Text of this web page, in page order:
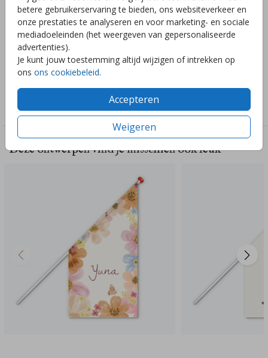
betere gebruikerservaring te bieden, ons websiteverkeer en
onze prestaties te analyseren en voor marketing- en sociale
mediadoeleinden (het weergeven van gepersonaliseerde
advertenties).
Je kunt jouw toestemming altijd wijzigen of intrekken op
ons ons cookiebeleid.
Accepteren
Weigeren
wolken! De vlag is 60x60x120cm en wordt gedrukt op een
weerbestending materiaal, zodat je elk jaar opnieuw de vlag
kunt uithangen met de verjaardag van jullie kleintje! Bestel
de vlag van tevoren (zonder datum) zodat de vlag meteen
uit kan hangen zodra je/jullie kindje is geboren!
Toon meer
Collectie
Geboortevlag
Deze ontwerpen vind je misschien ook leuk